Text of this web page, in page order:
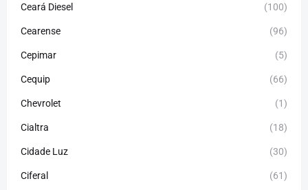
Ceará Diesel (100)
Cearense (96)
Cepimar (5)
Cequip (66)
Chevrolet (1)
Cialtra (18)
Cidade Luz (30)
Ciferal (61)